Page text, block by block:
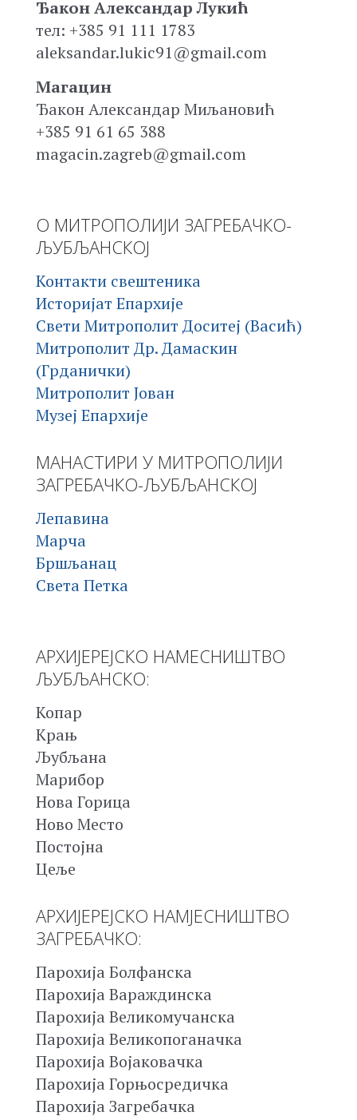
Ђакон Александар Лукић
тел: +385 91 111 1783
aleksandar.lukic91@gmail.com
Магацин
Ђакон Александар Миљановић
+385 91 61 65 388
magacin.zagreb@gmail.com
О МИТРОПОЛИЈИ ЗАГРЕБАЧКО-
ЉУБЉАНСКОЈ
Контакти свештеника
Историјат Епархије
Свети Митрополит Доситеј (Васић)
Митрополит Др. Дамаскин
(Грданички)
Митрополит Јован
Музеј Епархије
МАНАСТИРИ У МИТРОПОЛИЈИ
ЗАГРЕБАЧКО-ЉУБЉАНСКОЈ
Лепавина
Марча
Бршљанац
Света Петка
АРХИЈЕРЕЈСКО НАМЕСНИШТВО
ЉУБЉАНСКО:
Копар
Крањ
Љубљана
Марибор
Нова Горица
Ново Место
Постојна
Цеље
АРХИЈЕРЕЈСКО НАМЈЕСНИШТВО
ЗАГРЕБАЧКО:
Парохија Болфанска
Парохија Вараждинска
Парохија Великомучанска
Парохија Великопоганачка
Парохија Војаковачка
Парохија Горњосредичка
Парохија Загребачка